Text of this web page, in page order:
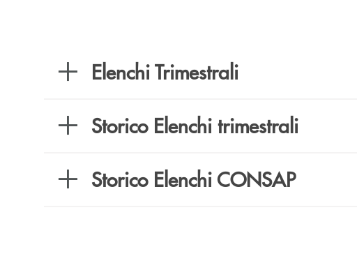
Elenchi Trimestrali
Storico Elenchi trimestrali
Storico Elenchi CONSAP